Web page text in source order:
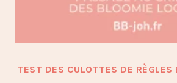
TEST DES CULOTTES DE RÈGLES